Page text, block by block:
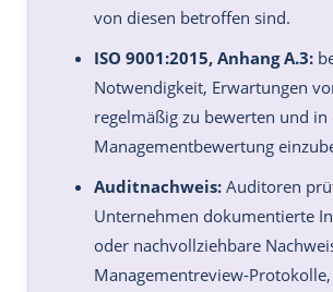
von diesen betroffen sind.
ISO 9001:2015, Anhang A.3:
Notwendigkeit, Erwartungen
regelmäßig zu bewerten und in
Managementbewertung
Auditnachweis: Auditoren
Unternehmen dokumentierte
oder nachvollziehbare
Managementreview-